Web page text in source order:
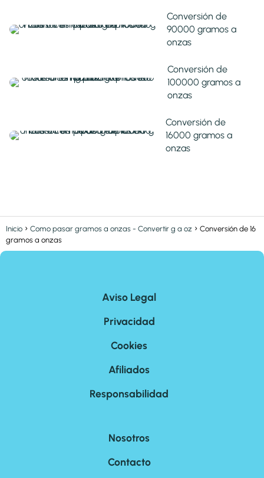
Conversión de
90000 gramos a
onzas
Conversión de
100000 gramos a
onzas
Conversión de
16000 gramos a
onzas
Inicio Como pasar gramos a onzas - Convertir g a oz
Conversión de 16
gramos a onzas
Aviso Legal
Privacidad
Cookies
Afiliados
Responsabilidad
Nosotros
Contacto